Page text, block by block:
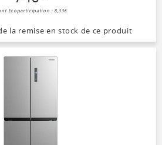
Ecoparticipation : 8,33€
la remise en stock de ce produit